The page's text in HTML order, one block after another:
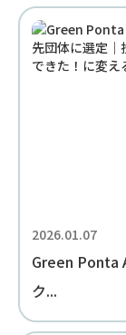
2026.01.07
Green Ponta
ク...